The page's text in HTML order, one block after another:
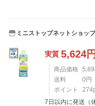
ミニストップネットショップ
実質 5,624円
商品価格
送料
0円
ポイント
274
7日以内に発送（